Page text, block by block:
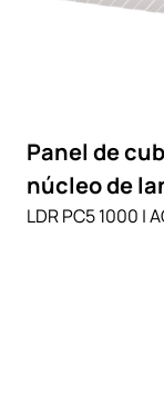
Panel de
núcleo de
LDR PC5 1000 |